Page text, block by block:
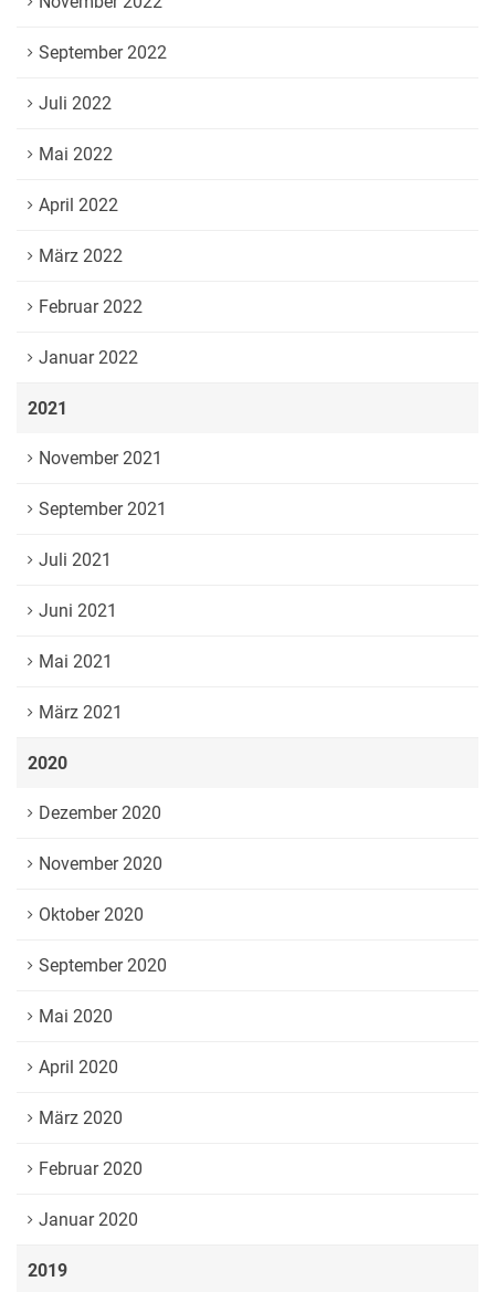
September 2022
Juli 2022
Mai 2022
April 2022
März 2022
Februar 2022
Januar 2022
2021
November 2021
September 2021
Juli 2021
Juni 2021
Mai 2021
März 2021
2020
Dezember 2020
November 2020
Oktober 2020
September 2020
Mai 2020
April 2020
März 2020
Februar 2020
Januar 2020
2019